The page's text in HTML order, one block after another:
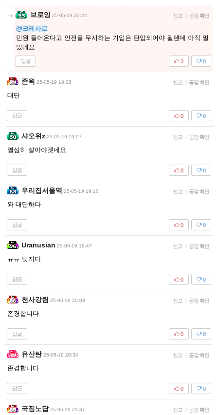
브로잉 25-05-19 20:22 신고 공감 확인
@크레사르
민원 들어온다고 안전을 무시하는 기업은 탄압되어야 될텐데 아직 멀
었네요
답글 0
3
존윅 25-05-19 18:28 신고 공감 확인
대단
답글 0
0
샤오위z 25-05-19 19:07 신고 공감 확인
열심히 살아야겟네요
답글 0
0
우리집서울역 25-05-19 19:10 신고 공감 확인
와 대단하다
답글 0
0
Uranusian 25-05-19 19:47 신고 공감 확인
ㅠㅠ 멋지다
답글 0
0
천사강림 25-05-19 20:03 신고 공감 확인
존경합니다
답글 0
0
유산탄 25-05-19 20:34 신고 공감 확인
존경합니다
답글 0
0
국짐노답 25-05-19 21:37 신고 공감 확인